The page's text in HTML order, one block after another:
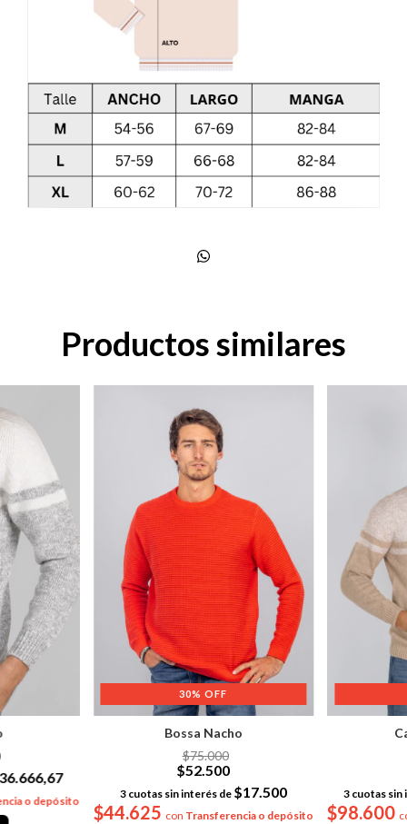
Productos similares
o depósito
30%OFF
Bossa Nacho
$52.500
$75.000
$44.625 con Transferencia o depósito
3 cuotas sin interés de $17.500
$98.600
3 cuotas sin